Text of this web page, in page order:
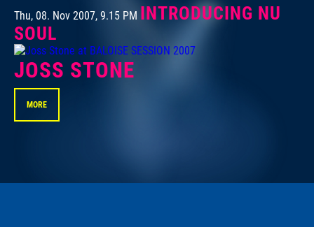
Thu, 08. Nov 2007, 9.15 PM INTRODUCING NU
SOUL
JOSS STONE
MORE